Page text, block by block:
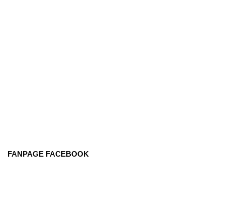
FANPAGE FACEBOOK